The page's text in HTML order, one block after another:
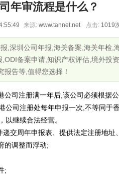
年审流程是什么？
来源: www.tannet.net 点击: 1019
,深圳公司年报,海关备案,海关年检,
备案申请,知识产权评估,境外投
告等,值得您选择！
司注册满一年后,该公司必须根据
公司注册处每年申报一次,不等同于
以继续合法经营。
交周年申报表、提供法定注册地址
的调整而浮动;
;